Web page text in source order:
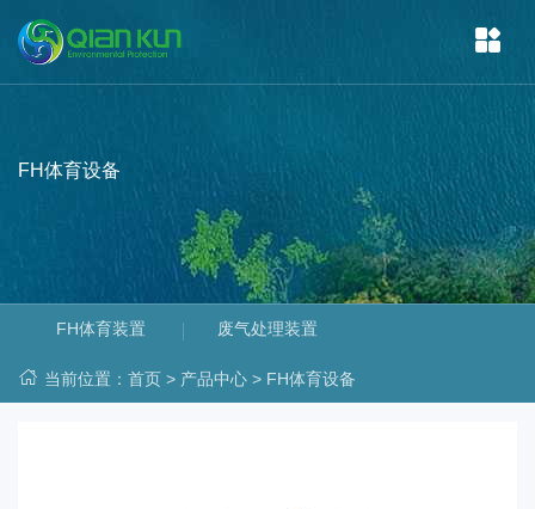
FH体育设备
FH体育装置 废气处理装置
当前位置： 首页 > 产品中心 > FH体育设备